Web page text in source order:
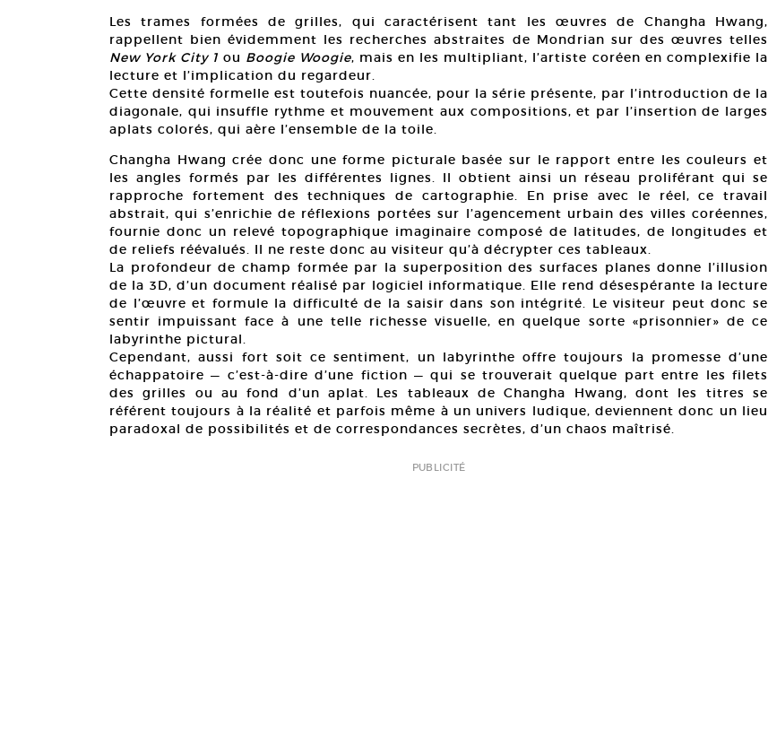
Les trames formées de grilles, qui caractérisent tant les œuvres de Changha Hwang,
rappellent bien évidemment les recherches abstraites de Mondrian sur des œuvres telles
New York City 1 ou Boogie Woogie, mais en les multipliant, l’artiste coréen en complexifie la
lecture et l’implication du regardeur.
Cette densité formelle est toutefois nuancée, pour la série présente, par l’introduction de la
diagonale, qui insuffle rythme et mouvement aux compositions, et par l’insertion de larges
aplats colorés, qui aère l’ensemble de la toile.
Changha Hwang crée donc une forme picturale basée sur le rapport entre les couleurs et
les angles formés par les différentes lignes. Il obtient ainsi un réseau proliférant qui se
rapproche fortement des techniques de cartographie. En prise avec le réel, ce travail
abstrait, qui s’enrichie de réflexions portées sur l’agencement urbain des villes coréennes,
fournie donc un relevé topographique imaginaire composé de latitudes, de longitudes et
de reliefs réévalués. Il ne reste donc au visiteur qu’à décrypter ces tableaux.
La profondeur de champ formée par la superposition des surfaces planes donne l’illusion
de la 3D, d’un document réalisé par logiciel informatique. Elle rend désespérante la lecture
de l’œuvre et formule la difficulté de la saisir dans son intégrité. Le visiteur peut donc se
sentir impuissant face à une telle richesse visuelle, en quelque sorte «prisonnier» de ce
labyrinthe pictural.
Cependant, aussi fort soit ce sentiment, un labyrinthe offre toujours la promesse d’une
échappatoire — c’est-à-dire d’une fiction — qui se trouverait quelque part entre les filets
des grilles ou au fond d’un aplat. Les tableaux de Changha Hwang, dont les titres se
référent toujours à la réalité et parfois même à un univers ludique, deviennent donc un lieu
paradoxal de possibilités et de correspondances secrètes, d’un chaos maîtrisé.
PUBLICITÉ